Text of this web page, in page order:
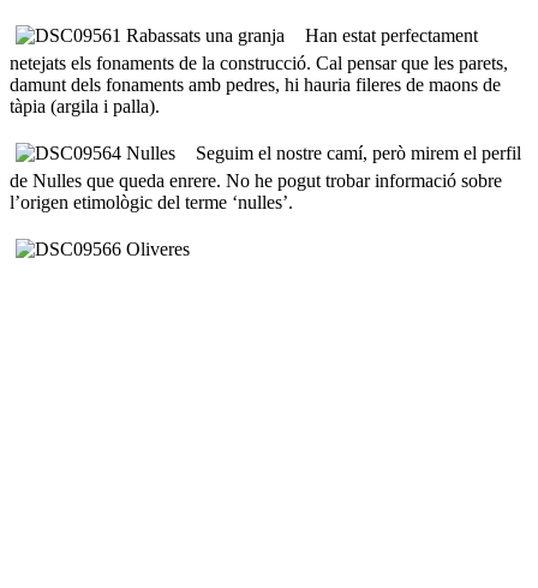
Han estat perfectament
netejats els fonaments de la construcció. Cal pensar que les parets,
damunt dels fonaments amb pedres, hi hauria fileres de maons de
tàpia (argila i palla).
Seguim el nostre camí, però mirem el perfil
de Nulles que queda enrere. No he pogut trobar informació sobre
l’origen etimològic del terme ‘nulles’.